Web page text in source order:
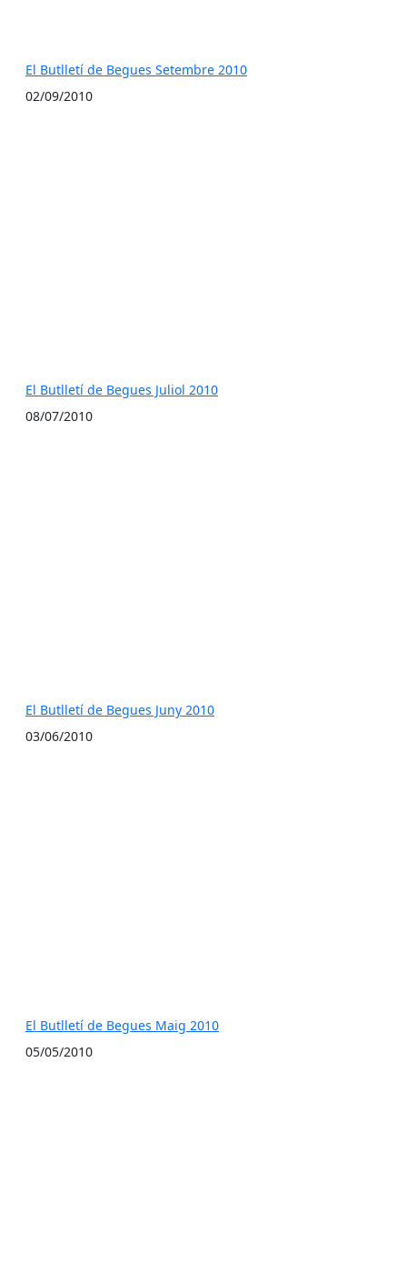
El Butlletí de Begues Setembre 2010
02/09/2010
El Butlletí de Begues Juliol 2010
08/07/2010
El Butlletí de Begues Juny 2010
03/06/2010
El Butlletí de Begues Maig 2010
05/05/2010